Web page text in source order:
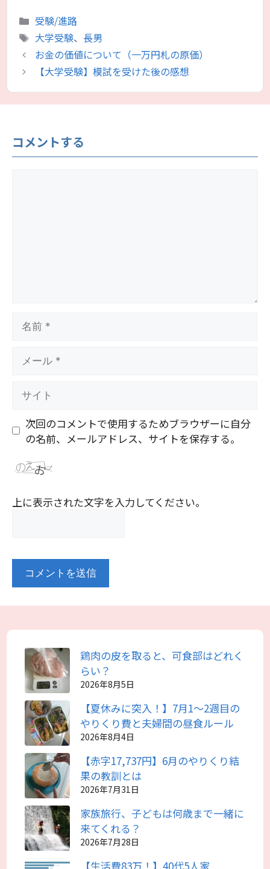
カ
テ
ゴ
リ
ー
受験/進路
タ
グ
大学受験、 長男
お金の価値について（一万円札の原価）
【大学受験】模試を受けた後の感想
コメントする
次回のコメントで使用するためブラウザーに自分
の名前、メールアドレス、サイトを保存する。
上に表示された文字を入力してください。
鶏肉の皮を取ると、可食部はどれく
らい？
2026年8月5日
【夏休みに突入！】7月1～2週目の
やりくり費と夫婦間の昼食ルール
2026年8月4日
【赤字17,737円】6月のやりくり結
果の教訓とは
2026年7月31日
家族旅行、子どもは何歳まで一緒に
来てくれる？
2026年7月28日
【生活費83万！】40代5人家